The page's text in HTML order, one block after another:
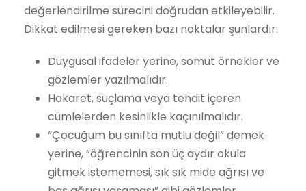
değerlendirilme sürecini doğrudan etkileyebilir.
Dikkat edilmesi gereken bazı noktalar şunlardır:
Duygusal ifadeler yerine, somut örnekler ve
gözlemler yazılmalıdır.
Hakaret, suçlama veya tehdit içeren
cümlelerden kesinlikle kaçınılmalıdır.
“Çocuğum bu sınıfta mutlu değil” demek
yerine, “öğrencinin son üç aydır okula
gitmek istememesi, sık sık mide ağrısı ve